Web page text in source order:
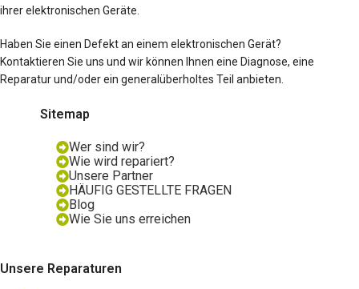
ihrer elektronischen Geräte.
Haben Sie einen Defekt an einem elektronischen Gerät?
Kontaktieren Sie uns und wir können Ihnen eine Diagnose, eine
Reparatur und/oder ein generalüberholtes Teil anbieten.
Sitemap
Wer sind wir?
Wie wird repariert?
Unsere Partner
HÄUFIG GESTELLTE FRAGEN
Blog
Wie Sie uns erreichen
Unsere Reparaturen